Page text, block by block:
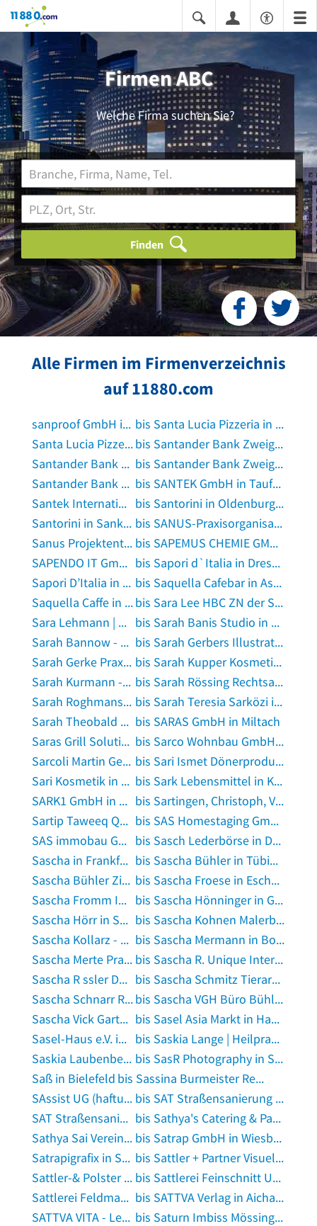
11880.com
Firmen ABC
Welche Firma suchen Sie?
Finden
Alle Firmen im Firmenverzeichnis
auf 11880.com
sanproof GmbH in Bonn
bis Santa Lucia Pizzeria in Zeitlarn bei Regensburg
Santa Lucia Pizzeria Togo in Schlangenbad, Taunus
bis Santander Bank Zweigniederlassung der Santander Consumer Bank AG in Erlangen
Santander Bank Zweigniederlassung der Santander Consumer Bank AG in Essen, Ruhr
bis Santander Bank Zweigniederlassung der Santander Consumer Bank AG in Sindelfingen
Santander Bank Zweigniederlassung der Santander Consumer Bank AG in Singen, Hohentwiel
bis SANTEK GmbH in Taufkirchen, Vils
Santek International Industry in Hohenpolding
bis Santorini in Oldenburg, Oldenburg
Santorini in Sankt Augustin
bis SANUS-Praxisorganisation in Fahrenzhausen
Sanus Projektentwicklungs in Zossen bei Berlin
bis SAPEMUS CHEMIE GMBH in Springe am Deister
SAPENDO IT GmbH in Bergisch Gladbach
bis Sapori d`Italia in Dresden
Sapori D’Italia in Ennepetal
bis Saquella Cafebar in Aschaffenburg
Saquella Caffe in Dreieich
bis Sara Lee HBC ZN der Sara Lee Deutschland GmbH in Wuppertal
Sara Lehmann | Thermomix Repräsentantin & Gruppenleitung in Chemnitz in Chemnitz, Sachsen
bis Sarah Banis Studio in Herrsching am Ammersee
Sarah Bannow - Praxis für Psychotherapie in Norderstedt
bis Sarah Gerbers Illustration & Design in Dornum, Ostfriesland
Sarah Gerke Praxis für Physiotherapie in Horn-Bad Meinberg
bis Sarah Kupper Kosmetikinstitut in Offenbach an der Queich
Sarah Kurmann - Business Coaching und Moderation in Mainz am Rhein
bis Sarah Rössing Rechtsanwältin in Frankfurt am Main
Sarah Roghmans Steuerberaterin in Krefeld
bis Sarah Teresia Sarközi in Herzogenrath
Sarah Theobald Rechtsanwältin in Pforzheim bis SARAS GmbH in Miltach
Saras Grill Solutions - Thai Cusine in Tamm
bis Sarco Wohnbau GmbH in Ansbach, Mittelfranken
Sarcoli Martin Generali Versicherung Subdirektion in Freiburg im Breisgau
bis Sari Ismet Dönerproduktion in Mögglingen
Sari Kosmetik in Krefeld
bis Sark Lebensmittel in Köln
SARK1 GmbH in Germering, Oberbayern
bis Sartingen, Christoph, Vermessungsbüro in Viersen
Sartip Taweeq Qader Qader in Mannheim
bis SAS Homestaging GmbH in Schönefeld bei Berlin
SAS immobau GmbH in Langenhagen, Hannover
bis Sasch Lederbörse in Dresden
Sascha in Frankfurt am Main
bis Sascha Bühler in Tübingen
Sascha Bühler Zierfischhobbyzucht in Münsingen, Württemberg
bis Sascha Froese in Eschweiler, Rheinland
Sascha Fromm Industriebeschichtungen in Eppertshausen
bis Sascha Hönninger in Grasbrunn
Sascha Hörr in Schleiden, Eifel
bis Sascha Kohnen Malerbetrieb in Mühlhausen, Thüringen
Sascha Kollarz - Sänger in Frechen
bis Sascha Mermann in Bocholt
Sascha Merte Praxis für Psychotherapie in Fehmarn
bis Sascha R. Unique Interior GmbH in Seevetal
Sascha R ssler Dachdeckermeister in Wuppertal
bis Sascha Schmitz Tierarzt in Bergisch Gladbach
Sascha Schnarr Rechtsanwalt in Landsberg am Lech
bis Sascha VGH Büro Bühling in Hannover
Sascha Vick Gartengestaltung in Römerberg, Pfalz
bis Sasel Asia Markt in Hamburg
Sasel-Haus e.V. in Hamburg
bis Saskia Lange | Heilpraktikerin mit Schwerpunkt Psychotherapie in Oberpframmern
Saskia Laubenberger Heilprakterin Psychotherapie in Friedrichshafen
bis SasR Photography in Stutensee
Saß in Bielefeld
bis Sassina Burmeister Rechtsanwältin in Münster, Westfalen
SAssist UG (haftungsbeschränkt) in Issum
bis SAT Straßensanierung GmbH in Gera
SAT Straßensanierung GmbH in Horhausen, Westerwald
bis Sathya's Catering & Party Service in Warendorf
Sathya Sai Vereinigung e.V. in Steinfurt, Westfalen
bis Satrap GmbH in Wiesbaden
Satrapigrafix in Stuttgart
bis Sattler + Partner Visuelle Kommunikations KG in Tiefenbronn
Sattler-& Polster Werkstatt Sievers in Langenhagen, Hannover
bis Sattlerei Feinschnitt UG haftungsbeschränkt in Eisenach, Thüringen
Sattlerei Feldmann in Petersberg, Kreis Fulda
bis SATTVA Verlag in Aichach an der Paar
SATTVA VITA - Leben in Balance in Bad Vilbel
bis Saturn Imbiss Mössingen in Mössingen